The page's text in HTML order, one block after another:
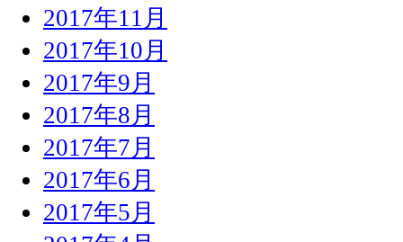
2017年11月
2017年10月
2017年9月
2017年8月
2017年7月
2017年6月
2017年5月